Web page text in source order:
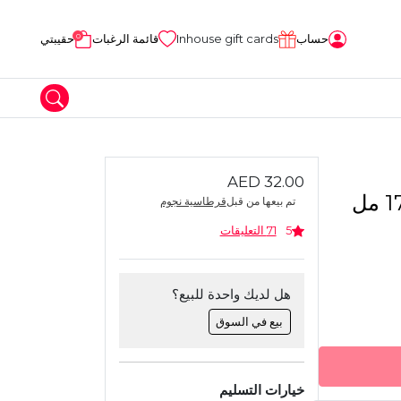
حساب Inhouse gift cards قائمة الرغبات 0 حقيبتي
إلمر – غراء جليتر 177 مل
AED 32.00
تم بيعها من قبلقرطاسية نجوم
5 71 التعليقات
هل لديك واحدة للبيع؟
بيع في السوق
خيارات التسليم